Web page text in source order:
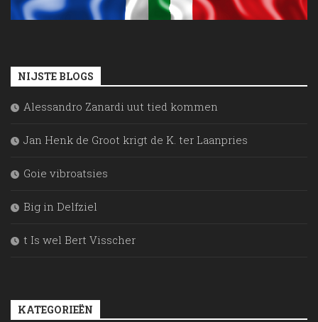
NIJSTE BLOGS
Alessandro Zanardi uut tied kommen
Jan Henk de Groot krigt de K. ter Laanpries
Goie vibroatsies
Big in Delfziel
t Is wel Bert Visscher
KATEGORIEËN